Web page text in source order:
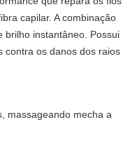
capilar. A combinação
brilho instantâneo. Possui
contra os danos dos raios
massageando mecha a